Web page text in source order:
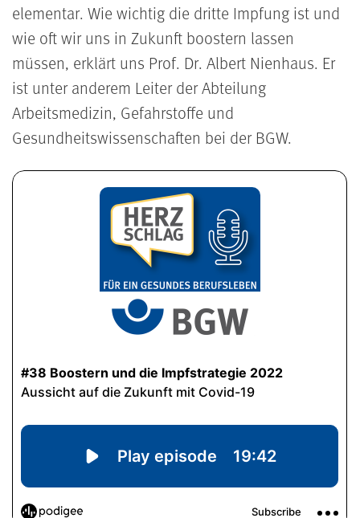
elementar. Wie wichtig die dritte Impfung ist und
wie oft wir uns in Zukunft boostern lassen
müssen, erklärt uns Prof. Dr. Albert Nienhaus. Er
ist unter anderem Leiter der Abteilung
Arbeitsmedizin, Gefahrstoffe und
Gesundheitswissenschaften bei der BGW.